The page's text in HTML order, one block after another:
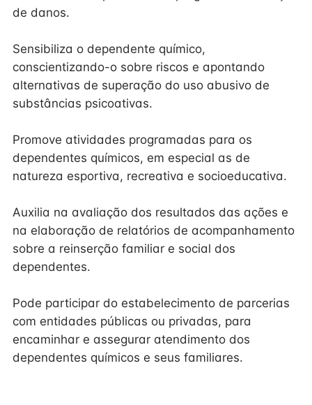
de danos.
Sensibiliza o dependente químico,
conscientizando-o sobre riscos e apontando
alternativas de superação do uso abusivo de
substâncias psicoativas.
Promove atividades programadas para os
dependentes químicos, em especial as de
natureza esportiva, recreativa e socioeducativa.
Auxilia na avaliação dos resultados das ações e
na elaboração de relatórios de acompanhamento
sobre a reinserção familiar e social dos
dependentes.
Pode participar do estabelecimento de parcerias
com entidades públicas ou privadas, para
encaminhar e assegurar atendimento dos
dependentes químicos e seus familiares.